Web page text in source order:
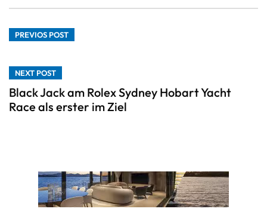
PREVIOS POST
NEXT POST
Black Jack am Rolex Sydney Hobart Yacht
Race als erster im Ziel